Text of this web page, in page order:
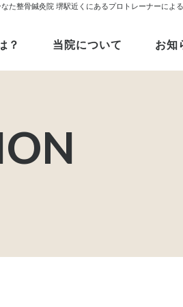
た整骨鍼灸院 堺駅近くにあるプロトレーナーに
？ 当院について お知